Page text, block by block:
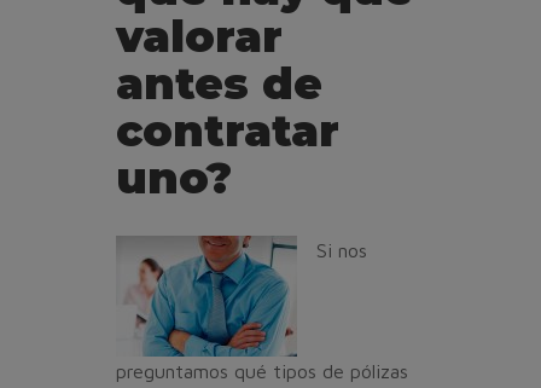
valorar
antes de
contratar
uno?
Si nos
preguntamos qué tipos de pólizas